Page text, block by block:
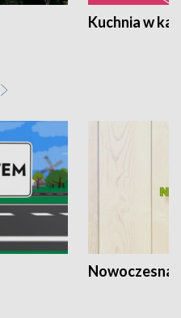
Kuchnia w
Nowoczesna